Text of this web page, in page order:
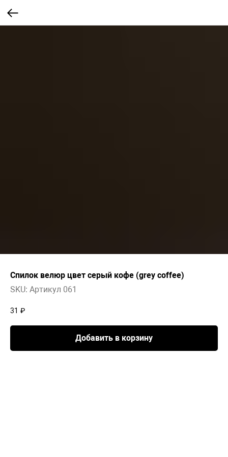
Спилок велюр цвет серый кофе (grey coffee)
SKU: Артикул 061
31 ₽
Добавить в корзину